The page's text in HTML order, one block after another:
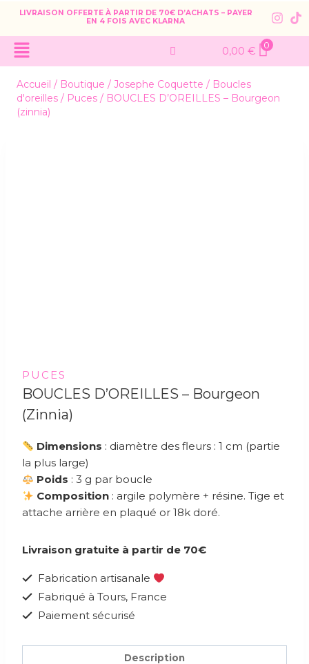
LIVRAISON OFFERTE À PARTIR DE 70€ D’ACHATS – PAYER
EN 4 FOIS AVEC KLARNA
0,00 € 0
Accueil / Boutique / Josephe Coquette / Boucles
d'oreilles / Puces / BOUCLES D’OREILLES – Bourgeon
(zinnia)
PUCES
BOUCLES D’OREILLES – Bourgeon
(zinnia)
Dimensions : diamètre des fleurs : 1 cm (partie
la plus large)
Poids : 3 g par boucle
Composition : argile polymère + résine. Tige et
attache arrière en plaqué or 18k doré.
Livraison gratuite à partir de 70€
Fabrication artisanale
Fabriqué à Tours, France
Paiement sécurisé
Description